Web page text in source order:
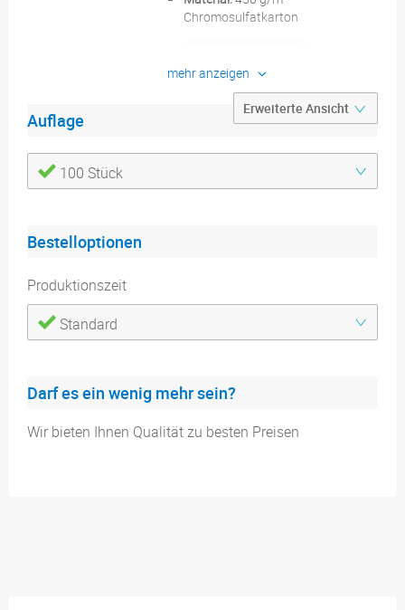
Chromosulfatkarton
Produktdetails
Druckdatenblätter
mehr anzeigen
Auflage
100 Stück
Bestelloptionen
Produktionszeit
Standard
Darf es ein wenig mehr sein?
Wir bieten Ihnen Qualität zu besten Preisen